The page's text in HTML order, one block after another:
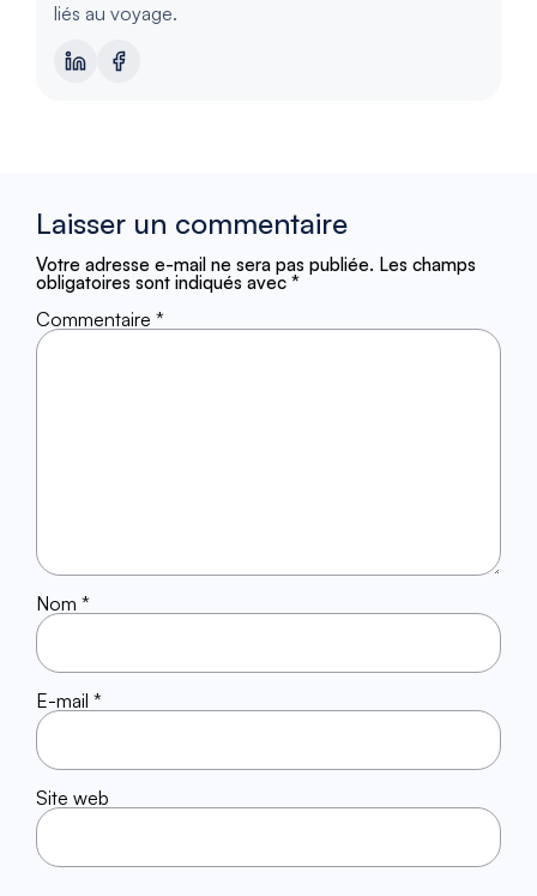
liés au voyage.
Laisser un commentaire
Votre adresse e-mail ne sera pas publiée. Les champs
obligatoires sont indiqués avec *
Commentaire *
Nom *
E-mail *
Site web